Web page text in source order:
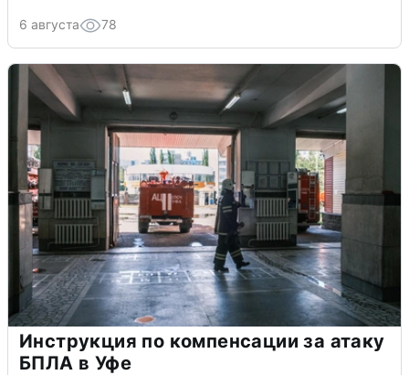
6 августа 78
Инструкция по компенсации за атаку
БПЛА в Уфе